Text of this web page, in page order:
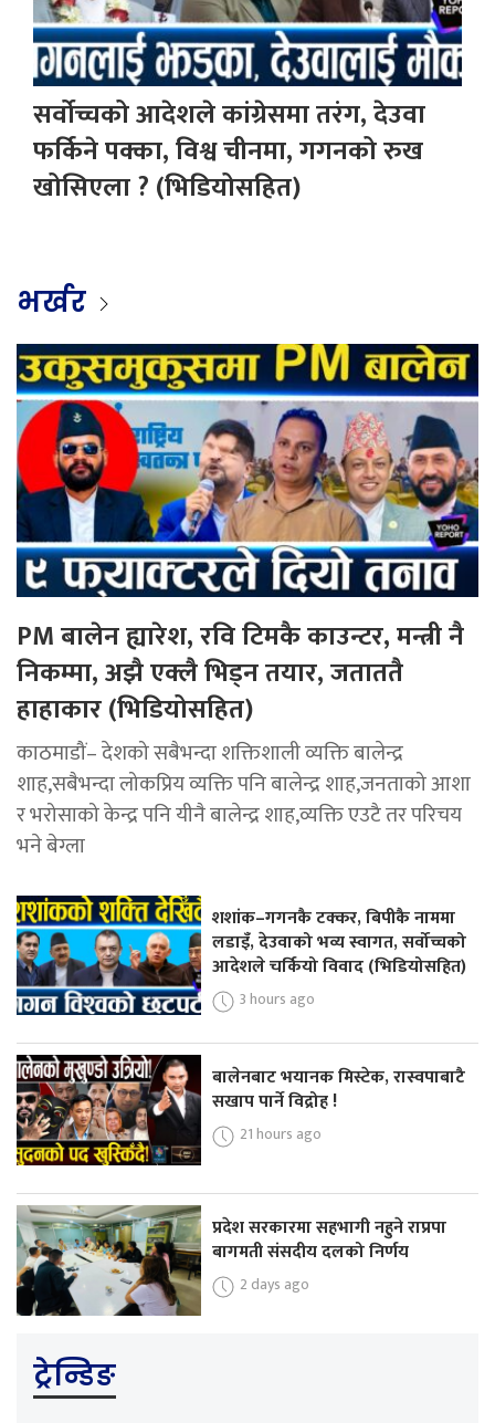
सर्वोच्चको आदेशले कांग्रेसमा तरंग, देउवा
फर्किने पक्का, विश्व चीनमा, गगनको रुख
खोसिएला ? (भिडियोसहित)
भर्खर
PM बालेन ह्यारेश, रवि टिमकै काउन्टर, मन्त्री नै
निकम्मा, अझै एक्लै भिड्न तयार, जताततै
हाहाकार (भिडियोसहित)
काठमाडौं– देशको सबैभन्दा शक्तिशाली व्यक्ति बालेन्द्र
शाह,सबैभन्दा लोकप्रिय व्यक्ति पनि बालेन्द्र शाह,जनताको आशा
र भरोसाको केन्द्र पनि यीनै बालेन्द्र शाह,व्यक्ति एउटै तर परिचय
भने बेग्ला
शशांक–गगनकै टक्कर, बिपीकै नाममा
लडाइँ, देउवाको भव्य स्वागत, सर्वोच्चको
आदेशले चर्कियो विवाद (भिडियोसहित)
3 hours ago
बालेनबाट भयानक मिस्टेक, रास्वपाबाटै
सखाप पार्ने विद्रोह !
21 hours ago
प्रदेश सरकारमा सहभागी नहुने राप्रपा
बागमती संसदीय दलको निर्णय
2 days ago
ट्रेन्डिङ